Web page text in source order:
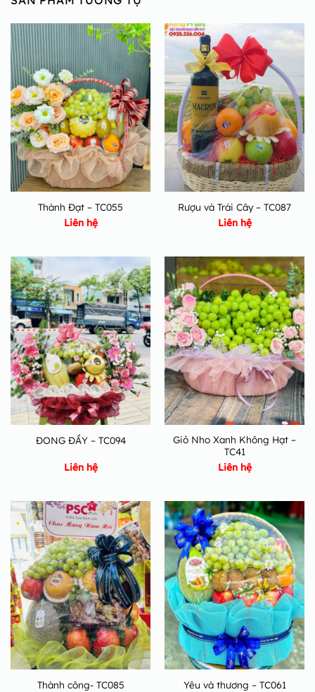
Thành Đạt – TC055
Liên hệ
Rượu và Trái Cây – TC087
Liên hệ
ĐONG ĐẦY – TC094
Liên hệ
Giỏ Nho Xanh Không Hạt –
TC41
Liên hệ
Thành công- TC085
Yêu và thương – TC061